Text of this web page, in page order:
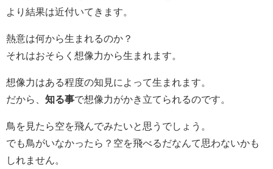
より結果は近付いてきます。
熱意は何から生まれるのか？
それはおそらく想像力から生まれます。
想像力はある程度の知見によって生まれます。
だから、 知る事で想像力がかき立てられるのです。
鳥を見たら空を飛んでみたいと思うでしょう。
でも鳥がいなかったら？空を飛べるだなんて思わないかも
しれません。